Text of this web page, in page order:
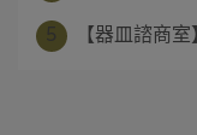
【器皿諮商